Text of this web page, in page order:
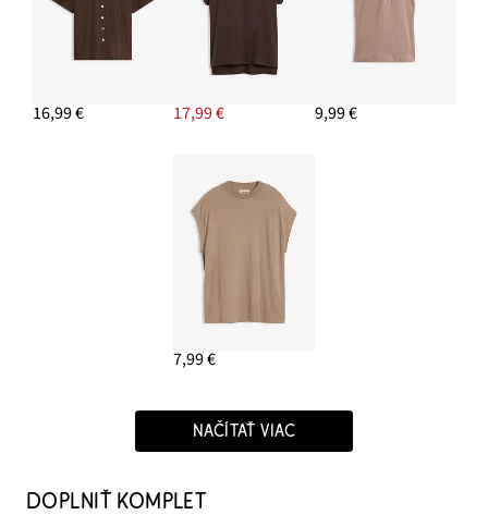
11,99 €
PRIDAŤ DO KOŠÍKA
16,99 € 17,99 € 9,99 €
7,99 €
NAČÍTAŤ VIAC
DOPLNIŤ KOMPLET